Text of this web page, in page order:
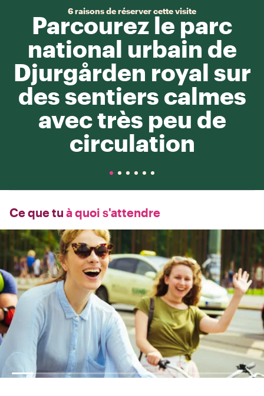
6 raisons de réserver cette visite
Parcourez le parc
national urbain de
Djurgården royal sur
des sentiers calmes
avec très peu de
circulation
Ce que tu à quoi s'attendre